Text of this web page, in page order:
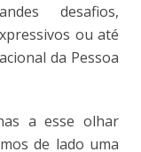
desafios,
ou até
da Pessoa
a esse olhar
de lado uma